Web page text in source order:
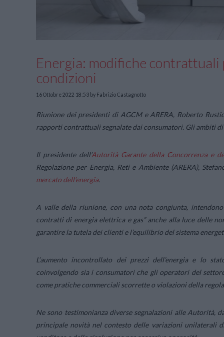
Energia: modifiche contrattuali
condizioni
16 Ottobre 2022 18:53 by Fabrizio Castagnotto
Riunione dei presidenti di AGCM e ARERA, Roberto
rapporti contrattuali segnalate dai consumatori. Gli ambiti
Il presidente dell’Autorità Garante della Concorrenza e
Regolazione per Energia, Reti e Ambiente (ARERA),
mercato dell’energia.
A valle della riunione, con una nota congiunta,
contratti di energia elettrica e gas”anche alla luce delle
garantire la tutela dei clienti e l’equilibrio del sistema
L’aumento incontrollato dei prezzi dell’energia e lo
coinvolgendo sia i consumatori che gli operatori del
come pratiche commerciali scorrette o violazioni della
Ne sono testimonianza diverse segnalazioni alle Autorità,
principale novità nel contesto delle variazioni